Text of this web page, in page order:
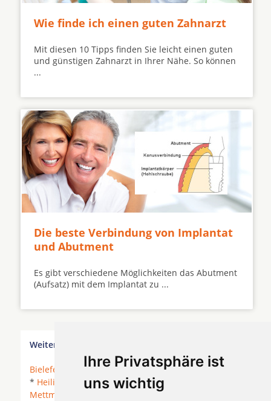
Ihre Privatsphäre ist
uns wichtig
Wie finde ich einen guten Zahnarzt
Mit diesen 10 Tipps finden Sie leicht einen guten
und günstigen Zahnarzt in Ihrer Nähe. So können
...
Die beste Verbindung von Implantat
und Abutment
Es gibt verschiedene Möglichkeiten das Abutment
(Aufsatz) mit dem Implantat zu ...
Weitere Orte in der Nähe von Hürth
Bielefeld Duisburg * Düsseldorf* Erkrath *Essen
* Heiligenhaus*Kaarst*Krefeld
Mettmann
* Mönchengladbach *